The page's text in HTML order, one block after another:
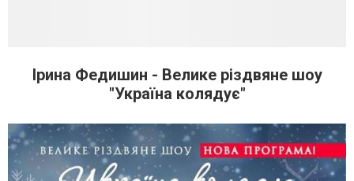
Ірина Федишин - Велике різдвяне шоу
"Україна колядує"